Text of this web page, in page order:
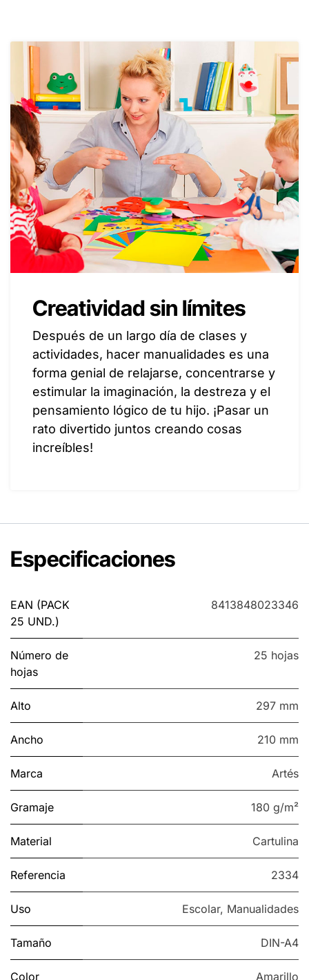
Creatividad sin límites
Después de un largo día de clases y
actividades, hacer manualidades es una
forma genial de relajarse, concentrarse y
estimular la imaginación, la destreza y el
pensamiento lógico de tu hijo. ¡Pasar un
rato divertido juntos creando cosas
increíbles!
Especificaciones
EAN (PACK
25 UND.)
8413848023346
Número de
hojas
25 hojas
Alto 297 mm
Ancho 210 mm
Marca Artés
Gramaje 180 g/m²
Material Cartulina
Referencia 2334
Uso Escolar, Manualidades
Tamaño DIN-A4
Color Amarillo